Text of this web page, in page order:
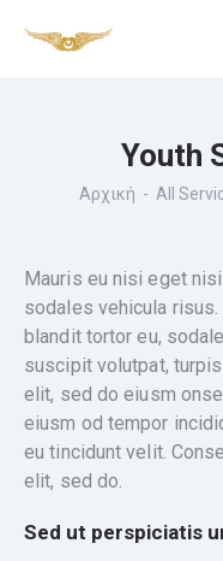
Youth
Αρχική All
Mauris eu nisi eget
sodales vehicula
blandit tortor eu,
suscipit volutpat,
elit, sed do eiusm
eiusm od tempor
eu tincidunt velit.
elit, sed do.
Sed ut perspiciatis